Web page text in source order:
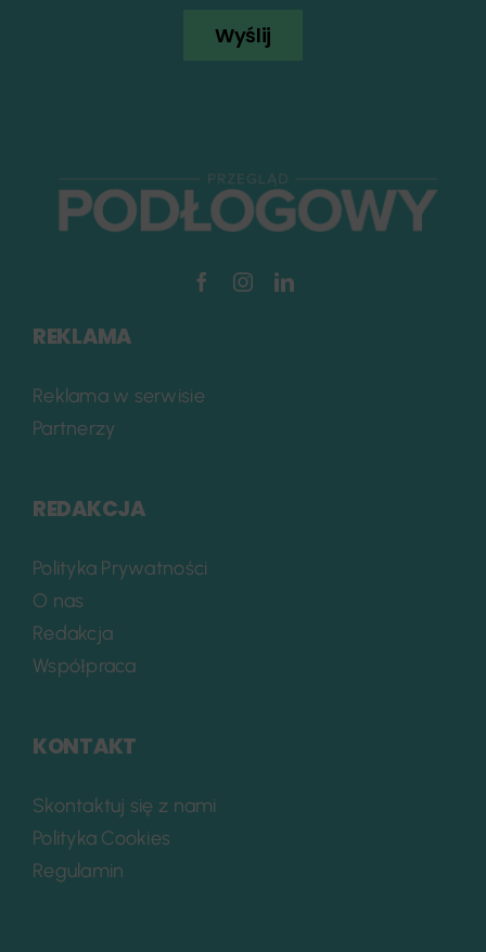
Wyślij
REKLAMA
Reklama w serwisie
Partnerzy
REDAKCJA
Polityka Prywatności
O nas
Redakcja
Współpraca
KONTAKT
Skontaktuj się z nami
Polityka Cookies
Regulamin